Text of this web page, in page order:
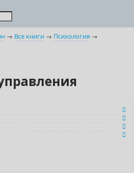
→ Все книги → Психология →